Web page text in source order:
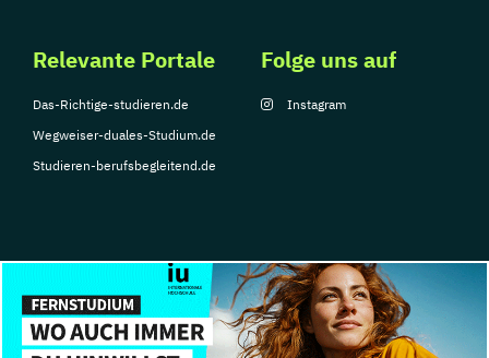
Relevante Portale
Das-Richtige-studieren.de
Wegweiser-duales-Studium.de
Studieren-berufsbegleitend.de
Folge uns auf
Instagram
© Copyright 2026, TarGroup Media GmbH
Impressum
Über Datenschutzerklärung Nutzungsbedingungen